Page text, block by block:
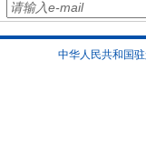
中华人民共和国